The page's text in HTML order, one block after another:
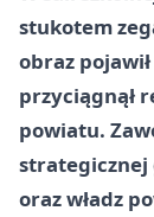
stukotem
obraz
przyciągnął
powiatu.
strategicznej
oraz władz